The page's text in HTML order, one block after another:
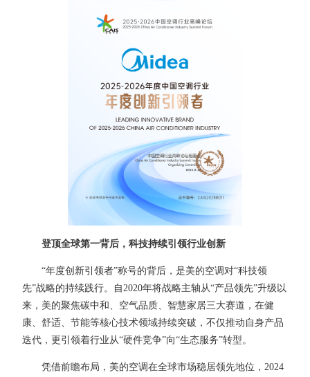
登顶全球第一背后，科技持续引领行业创新
“年度创新引领者”称号的背后，是美的空调对“科技领
先”战略的持续践行。自2020年将战略主轴从“产品领先”升级以
来，美的聚焦碳中和、空气品质、智慧家居三大赛道，在健
康、舒适、节能等核心技术领域持续突破，不仅推动自身产品
迭代，更引领着行业从“硬件竞争”向“生态服务”转型。
凭借前瞻布局，美的空调在全球市场稳居领先地位，2024